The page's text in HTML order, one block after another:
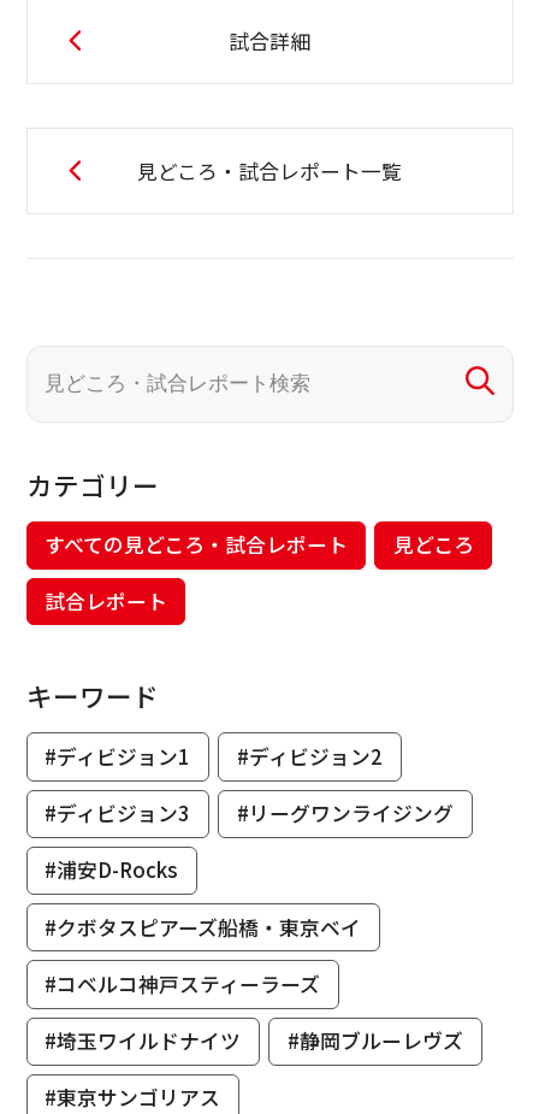
試合詳細
見どころ・試合レポート一覧
カテゴリー
すべての見どころ・試合レポート
見どころ
試合レポート
キーワード
#ディビジョン1
#ディビジョン2
#ディビジョン3
#リーグワンライジング
#浦安D-Rocks
#クボタスピアーズ船橋・東京ベイ
#コベルコ神戸スティーラーズ
#埼玉ワイルドナイツ
#静岡ブルーレヴズ
#東京サンゴリアス